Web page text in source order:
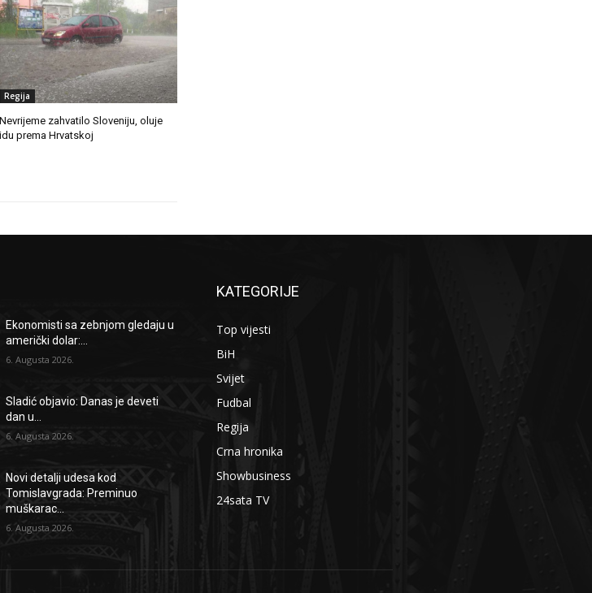
Regija
Nevrijeme zahvatilo Sloveniju, oluje
idu prema Hrvatskoj
Ekonomisti sa zebnjom gledaju u
američki dolar:...
6. Augusta 2026.
Sladić objavio: Danas je deveti
dan u...
6. Augusta 2026.
Novi detalji udesa kod
Tomislavgrada: Preminuo
muškarac...
6. Augusta 2026.
KATEGORIJE
Top vijesti
BiH
Svijet
Fudbal
Regija
Crna hronika
Showbusiness
24sata TV